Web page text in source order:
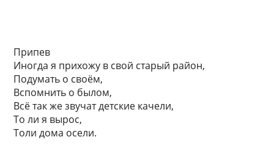
Припев
Иногда я прихожу в свой старый район,
Подумать о своём,
Вспомнить о былом,
Всё так же звучат детские качели,
То ли я вырос,
Толи дома осели.